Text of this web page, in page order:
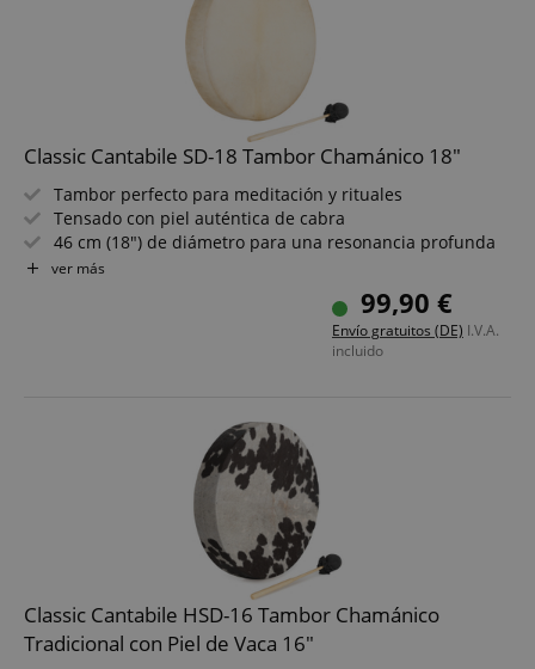
Classic Cantabile SD-18 Tambor Chamánico 18"
Tambor perfecto para meditación y rituales
Tensado con piel auténtica de cabra
46 cm (18") de diámetro para una resonancia profunda
Maza incluida para empezar a tocar al instante
Con correa de sujeción - sujeción y toque cómodos
Instrumento natural para relajación y terapia
ver más
99,90 €
Envío gratuitos (DE) I.V.A.
incluido
Classic Cantabile HSD-16 Tambor Chamánico
Tradicional con Piel de Vaca 16"